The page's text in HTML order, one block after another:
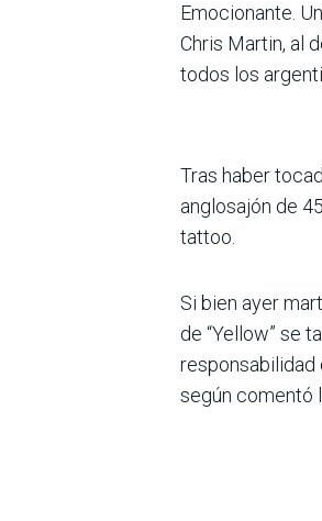
Emocionante.
Chris Martin, al
todos los
Tras haber
anglosajón de
tattoo.
Si bien ayer
de “Yellow” se
responsabilidad
según comentó